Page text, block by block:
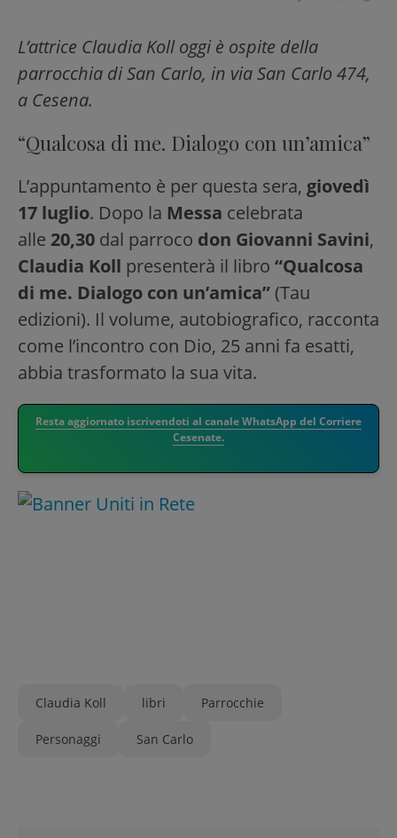
L’attrice Claudia Koll oggi è ospite della
parrocchia di San Carlo, in via San Carlo 474,
a Cesena.
“Qualcosa di me. Dialogo con un’amica”
L’appuntamento è per questa sera, giovedì
17 luglio. Dopo la Messa celebrata
alle 20,30 dal parroco don Giovanni Savini,
Claudia Koll presenterà il libro “Qualcosa
di me. Dialogo con un’amica” (Tau
edizioni). Il volume, autobiografico, racconta
come l’incontro con Dio, 25 anni fa esatti,
abbia trasformato la sua vita.
Resta aggiornato iscrivendoti al canale WhatsApp del Corriere
Cesenate.
Claudia Koll libri Parrocchie
Personaggi San Carlo